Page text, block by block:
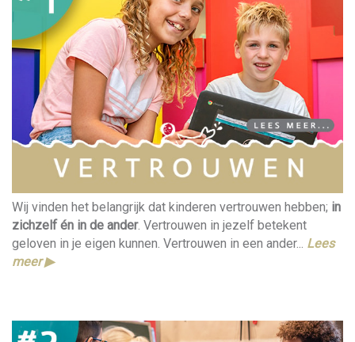
Wij vinden het belangrijk dat kinderen vertrouwen hebben; in
zichzelf én in de ander. Vertrouwen in jezelf betekent
geloven in je eigen kunnen. Vertrouwen in een ander... Lees
meer ▶︎